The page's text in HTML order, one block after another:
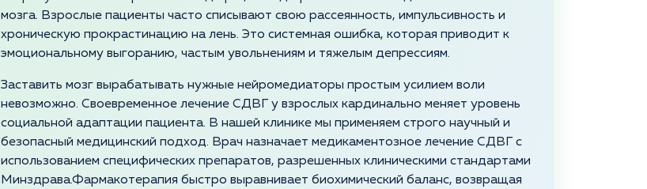
мозга. Взрослые пациенты часто списывают свою рассеянность, импульсивность и
хроническую прокрастинацию на лень. Это системная ошибка, которая приводит к
эмоциональному выгоранию, частым увольнениям и тяжелым депрессиям.
Заставить мозг вырабатывать нужные нейромедиаторы простым усилием воли
невозможно. Своевременное лечение СДВГ у взрослых кардинально меняет уровень
социальной адаптации пациента. В нашей клинике мы применяем строго научный и
безопасный медицинский подход. Врач назначает медикаментозное лечение СДВГ с
использованием специфических препаратов, разрешенных клиническими стандартами
Минздрава.Фармакотерапия быстро выравнивает биохимический баланс, возвращая